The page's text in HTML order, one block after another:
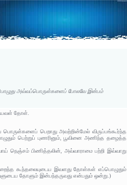
அவ்வப்பொருள்களைப் போலவே இன்பம்
தோள்.
பெறாது அவற்றின்மேல் விருப்பங்கூர்ந்த
பெற்றுப் புணரினும், பூவினை அணிந்த தழைத்த
நெஞ்சம் பிணித்தலின், அவ்வாராமை பற்றி இவ்வாறு
கூந்தலையுடைய இவளது தோள்கள் எப்பொழுதும்
தோளும் இன்பந்தருவது என்பதும் ஒன்று.)